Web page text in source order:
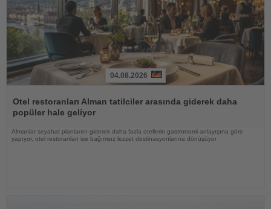
Oku
04.08.2026
Otel restoranları Alman tatilciler arasında giderek daha
popüler hale geliyor
Almanlar seyahat planlarını giderek daha fazla otellerin gastronomi anlayışına göre
yapıyor, otel restoranları ise bağımsız lezzet destinasyonlarına dönüşüyor